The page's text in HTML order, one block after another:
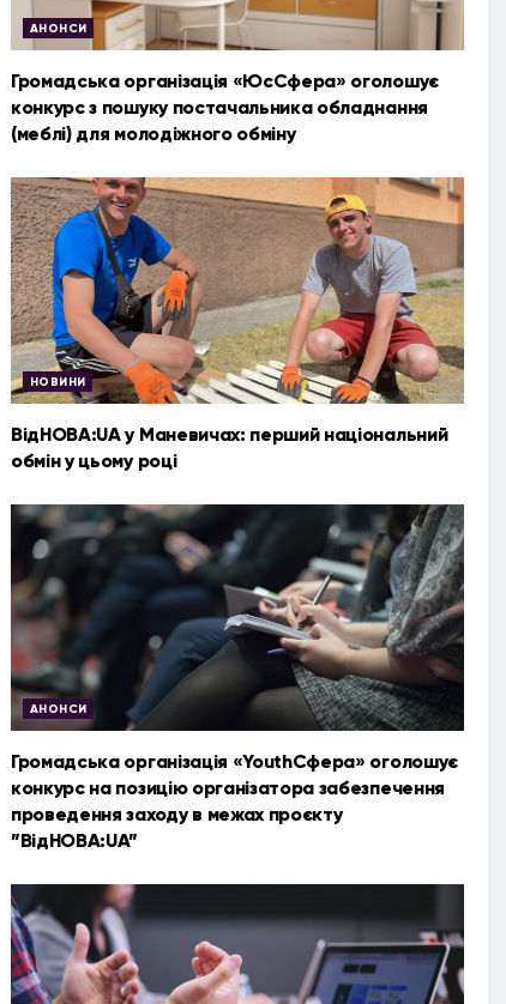
АНОНСИ
Громадська організація «ЮсСфера» оголошує
конкурс з пошуку постачальника обладнання
(меблі) для молодіжного обміну
НОВИНИ
ВідНОВА:UA у Маневичах: перший національний
обмін у цьому році
АНОНСИ
Громадська організація «YouthСфера» оголошує
конкурс на позицію організатора забезпечення
проведення заходу в межах проєкту
”ВідНОВА:UA”